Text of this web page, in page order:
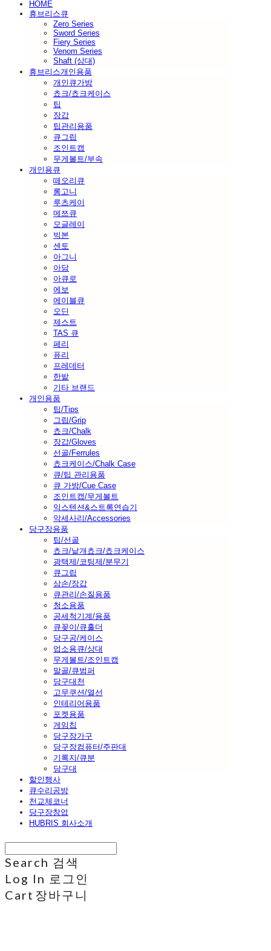
HOME
휴브리스큐
Zero Series
Sword Series
Fiery Series
Venom Series
Shaft (상대)
휴브리스개인용품
개인큐가방
쵸크/쵸크케이스
팁
장갑
팁관리용품
큐그립
조인트캡
무게볼트/부속
개인용큐
떼오리큐
롱고니
루츠케이
메쯔큐
모글레이
빅본
센토
아그니
아담
아큐로
에보
에이블큐
오딘
제스트
TAS 큐
페리
퓨리
프레데터
한밭
기타 브랜드
개인용품
팁/Tips
그립/Grip
쵸크/Chalk
장갑/Gloves
선골/Ferrules
쵸크케이스/Chalk Case
큐/팁 관리용품
큐 가방/Cue Case
조인트캡/무게볼트
익스텐션&스트록연습기
악세사리/Accessories
당구장용품
팁/선골
쵸크/낱개쵸크/쵸크케이스
광택제/코팅제/분무기
큐그립
삼손/장갑
큐관리/손질용품
청소용품
공세척기계/용품
큐꽂이/큐홀더
당구공/케이스
업소용큐/상대
무게볼트/조인트캡
말골/큐범퍼
당구대천
고무쿠션/열선
인테리어용품
포켓용품
게임칩
당구장가구
당구장컴퓨터/주판대
기록지/큐분
당구대
할인행사
큐수리공방
천교체코너
당구장창업
HUBRIS 회사소개
Search 검색
Log In 로그인
Cart 장바구니